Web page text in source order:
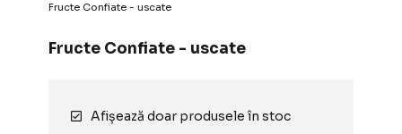
Fructe Confiate - uscate
Fructe Confiate - uscate
Afișează doar produsele în stoc